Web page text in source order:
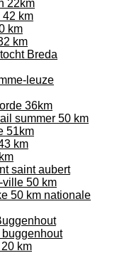
22km
42 km
km
km
Breda
leuze
36km
summer 50 km
51km
km
saint aubert
ville 50 km
50 km nationale
km